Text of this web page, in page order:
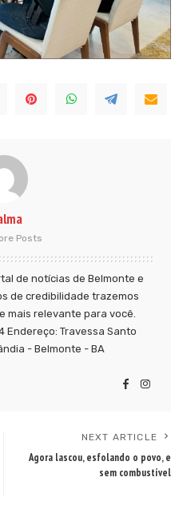
Posts
de notícias de Belmonte e
de credibilidade trazemos
mais relevante para você.
Endereço: Travessa Santo
- Belmonte - BA
NEXT ARTICLE
Agora lascou, esfolando o povo, e
sem combustível